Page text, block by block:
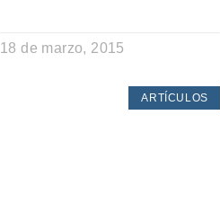
18 de marzo, 2015
ARTÍCULOS